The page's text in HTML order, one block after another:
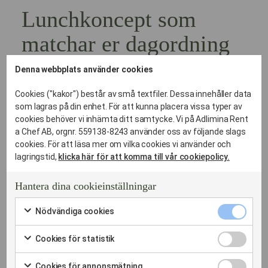
Lunchkoncept som
matchar er dagordning
Vi erbjuder tre olika nivåer av affärsluncher beroende på
The Power Lunch (60 min)
Fokus: Effektivitet och energi.
Varmrätt:Exempelvis smörstekt röding med
sandefjordsås, primörer och örtslungad
amandinepotatis.
och nymalet kaffe/te.
Passar:Snabba arbetsmöten där fokus ligger på
The Executive 2-Course (75 min)
Fokus: Balans och representation.
Denna webbplats använder cookies
Cookies ("kakor") består av små textfiler. Dessa innehåller data
som lagras på din enhet. För att kunna placera vissa typer av
cookies behöver vi inhämta ditt samtycke. Vi på Adlimina Rent
a Chef AB, orgnr. 559138-8243 använder oss av följande slags
cookies. För att läsa mer om vilka cookies vi använder och
lagringstid, klicka här för att komma till vår cookiepolicy.
Hantera dina cookieinställningar
Nödvändiga cookies
att
samtycka
till
cookies
kryssruta
Cookies för statistik
Cookies
för
statistik
Cookies